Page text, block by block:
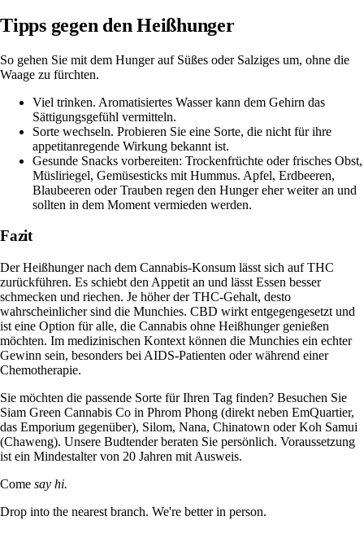
Tipps gegen den Heißhunger
So gehen Sie mit dem Hunger auf Süßes oder Salziges um, ohne die
Waage zu fürchten.
Viel trinken. Aromatisiertes Wasser kann dem Gehirn das
Sättigungsgefühl vermitteln.
Sorte wechseln. Probieren Sie eine Sorte, die nicht für ihre
appetitanregende Wirkung bekannt ist.
Gesunde Snacks vorbereiten: Trockenfrüchte oder frisches Obst,
Müsliriegel, Gemüsesticks mit Hummus. Apfel, Erdbeeren,
Blaubeeren oder Trauben regen den Hunger eher weiter an und
sollten in dem Moment vermieden werden.
Fazit
Der Heißhunger nach dem Cannabis-Konsum lässt sich auf THC
zurückführen. Es schiebt den Appetit an und lässt Essen besser
schmecken und riechen. Je höher der THC-Gehalt, desto
wahrscheinlicher sind die Munchies. CBD wirkt entgegengesetzt und
ist eine Option für alle, die Cannabis ohne Heißhunger genießen
möchten. Im medizinischen Kontext können die Munchies ein echter
Gewinn sein, besonders bei AIDS-Patienten oder während einer
Chemotherapie.
Sie möchten die passende Sorte für Ihren Tag finden? Besuchen Sie
Siam Green Cannabis Co in Phrom Phong (direkt neben EmQuartier,
das Emporium gegenüber), Silom, Nana, Chinatown oder Koh Samui
(Chaweng). Unsere Budtender beraten Sie persönlich. Voraussetzung
ist ein Mindestalter von 20 Jahren mit Ausweis.
Come say hi.
Drop into the nearest branch. We're better in person.